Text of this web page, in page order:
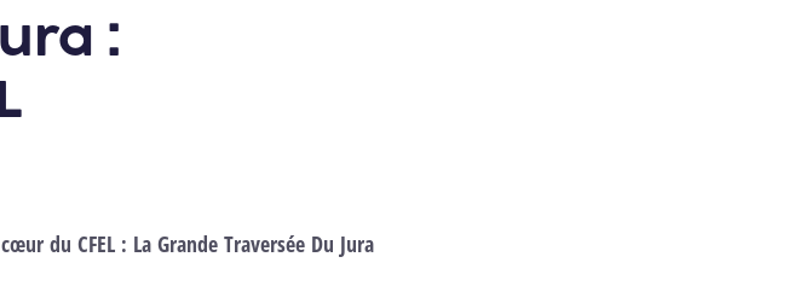
:
du CFEL : La Grande Traversée Du Jura